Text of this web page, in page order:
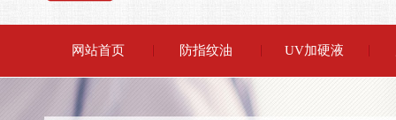
网站首页 防指纹油 UV加硬液